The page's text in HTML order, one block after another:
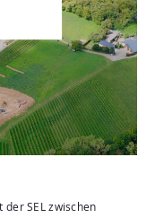
SEL zwischen